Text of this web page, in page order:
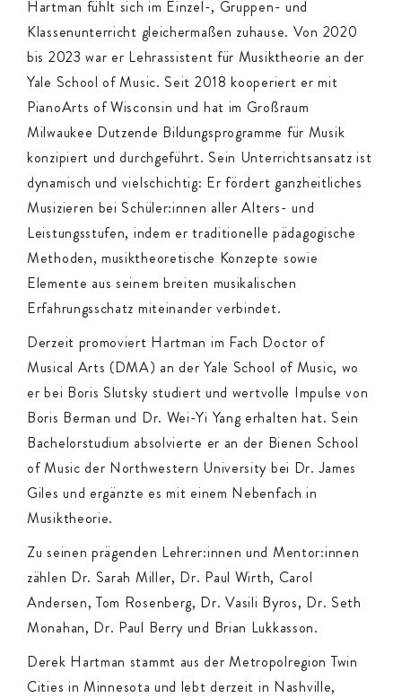
Hartman fühlt sich im Einzel-, Gruppen- und
Klassenunterricht gleichermaßen zuhause. Von 2020
bis 2023 war er Lehrassistent für Musiktheorie an der
Yale School of Music. Seit 2018 kooperiert er mit
PianoArts of Wisconsin und hat im Großraum
Milwaukee Dutzende Bildungsprogramme für Musik
konzipiert und durchgeführt. Sein Unterrichtsansatz ist
dynamisch und vielschichtig: Er fördert ganzheitliches
Musizieren bei Schüler:innen aller Alters- und
Leistungsstufen, indem er traditionelle pädagogische
Methoden, musiktheoretische Konzepte sowie
Elemente aus seinem breiten musikalischen
Erfahrungsschatz miteinander verbindet.
Derzeit promoviert Hartman im Fach Doctor of
Musical Arts (DMA) an der Yale School of Music, wo
er bei Boris Slutsky studiert und wertvolle Impulse von
Boris Berman und Dr. Wei-Yi Yang erhalten hat. Sein
Bachelorstudium absolvierte er an der Bienen School
of Music der Northwestern University bei Dr. James
Giles und ergänzte es mit einem Nebenfach in
Musiktheorie.
Zu seinen prägenden Lehrer:innen und Mentor:innen
zählen Dr. Sarah Miller, Dr. Paul Wirth, Carol
Andersen, Tom Rosenberg, Dr. Vasili Byros, Dr. Seth
Monahan, Dr. Paul Berry und Brian Lukkasson.
Derek Hartman stammt aus der Metropolregion Twin
Cities in Minnesota und lebt derzeit in Nashville,